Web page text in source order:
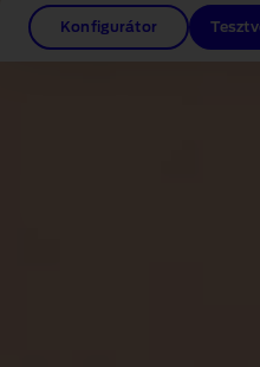
Konfigurátor